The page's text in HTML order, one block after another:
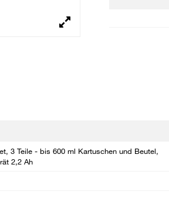
3 Teile - bis 600 ml Kartuschen und Beutel,
2,2 Ah